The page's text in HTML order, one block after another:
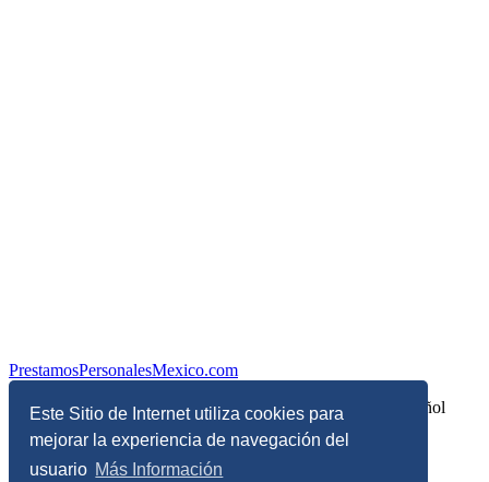
Este Sitio de Internet utiliza cookies para
mejorar la experiencia de navegación del
usuario Más Información
PrestamosPersonalesMexico.com
Información sobre Finanzas Personales y Economía en Español
© Copyright 2017 - 2026 - Todos los derechos reservados